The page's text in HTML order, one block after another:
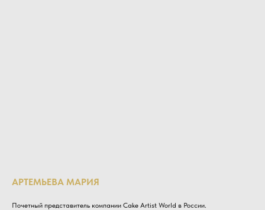
АРТЕМЬЕВА МАРИЯ
Почетный представитель компании Cake Artist World в России.